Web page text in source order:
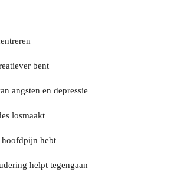
bent
angsten en depressie
losmaakt
hebt
helpt tegengaan